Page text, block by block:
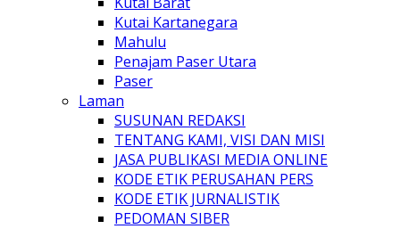
Kutai Kartanegara
Mahulu
Penajam Paser Utara
Paser
Laman
SUSUNAN REDAKSI
TENTANG KAMI, VISI DAN MISI
JASA PUBLIKASI MEDIA ONLINE
KODE ETIK PERUSAHAN PERS
KODE ETIK JURNALISTIK
PEDOMAN SIBER